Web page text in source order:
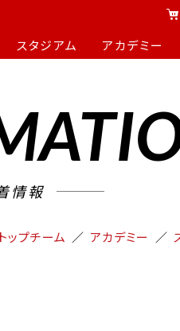
スタジアム アカデミー
情報
トップチーム アカデミー